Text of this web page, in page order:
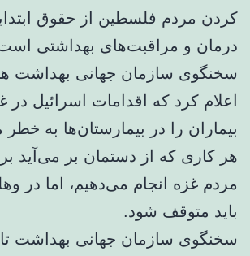
کردن مردم فلسطین از حقوق
درمان و مراقبت‌های بهداشتی
سخنگوی سازمان جهانی بهداشت
اعلام کرد که اقدامات اسرائیل در
بیماران را در بیمارستان‌ها به خطر
هر کاری که از دستمان بر می‌آید
مردم غزه انجام می‌دهیم، اما در
باید متوقف شود.
سخنگوی سازمان جهانی بهداشت